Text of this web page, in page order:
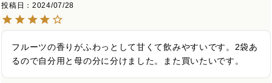
投稿日
2024/07/28
フルーツの香りがふわっとして甘くて飲みやすいです。2袋あ
るので自分用と母の分に分けました。また買いたいです。